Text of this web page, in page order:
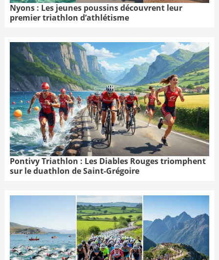
Nyons : Les jeunes poussins découvrent leur
premier triathlon d’athlétisme
Pontivy Triathlon : Les Diables Rouges triomphent
sur le duathlon de Saint-Grégoire